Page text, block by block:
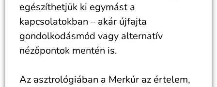
egészíthetjük ki egymást a
kapcsolatokban – akár újfajta
gondolkodásmód vagy alternatív
nézőpontok mentén is.
Az asztrológiában a Merkúr az értelem,